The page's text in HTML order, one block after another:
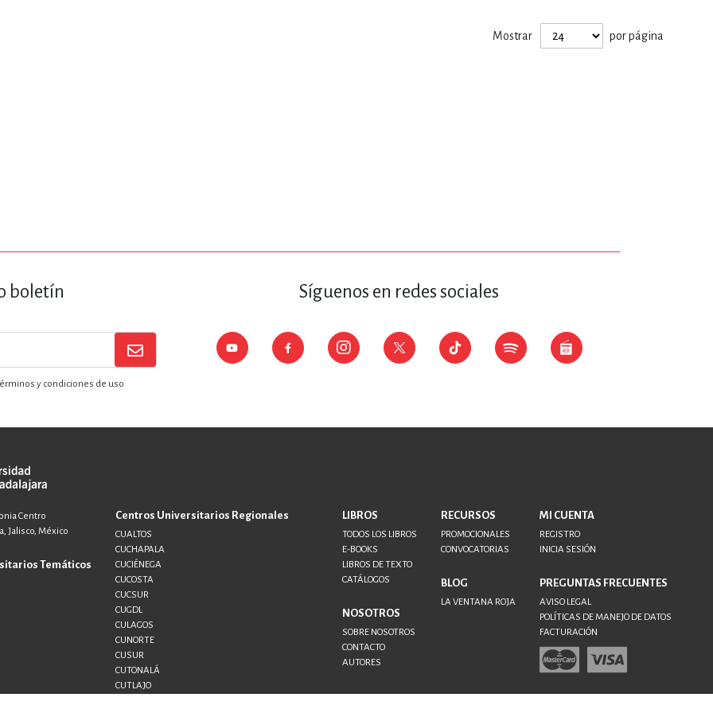
Mostrar por página
boletín
y condiciones de uso
Síguenos en redes sociales
Centro
Jalisco, México
Temáticos
Centros Universitarios Regionales
CUALTOS
CUCHAPALA
CUCIÉNEGA
CUCOSTA
CUCSUR
CUGDL
CULAGOS
CUNORTE
CUSUR
CUTONALÁ
CUTLAJO
LIBROS
TODOS LOS LIBROS
E-BOOKS
LIBROS DE TEXTO
CATÁLOGOS
NOSOTROS
SOBRE NOSOTROS
CONTACTO
AUTORES
RECURSOS
PROMOCIONALES
CONVOCATORIAS
BLOG
LA VENTANA ROJA
MI CUENTA
REGISTRO
INICIA SESIÓN
PREGUNTAS FRECUENTES
AVISO LEGAL
POLÍTICAS DE MANEJO DE DATOS
FACTURACIÓN